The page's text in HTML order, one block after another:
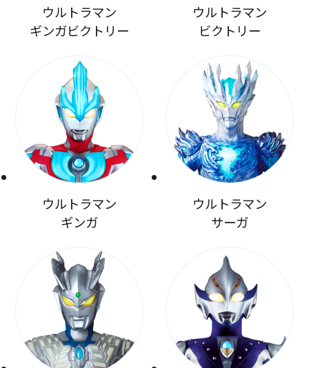
ウルトラマン
ギンガビクトリー
ウルトラマン
ビクトリー
ウルトラマン
ギンガ
ウルトラマン
サーガ